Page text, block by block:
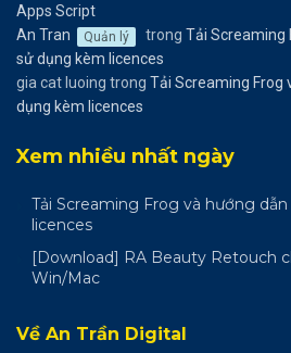
Apps Script
An Tran
Quản lý trong Tải Screaming
sử dụng kèm licences
gia cat luoing trong Tải Screaming Frog
dụng kèm licences
Xem nhiều nhất ngày
Tải Screaming Frog và hướng
licences
[Download] RA Beauty Retouch
Win/Mac
Về An Trần Digital